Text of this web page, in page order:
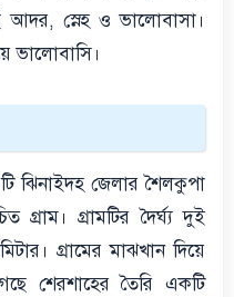
আদর, স্নেহ ও ভালোবাসা।
ভালোবাসি।
ঝিনাইদহ জেলার শৈলকুপা
গ্রাম। গ্রামটির দৈর্ঘ্য দুই
গ্রামের মাঝখান দিয়ে
শেরশাহের তৈরি একটি